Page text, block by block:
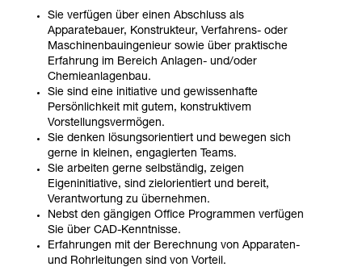
Sie verfügen über einen Abschluss als
Apparatebauer, Konstrukteur, Verfahrens- oder
Maschinenbauingenieur sowie über praktische
Erfahrung im Bereich Anlagen- und/oder
Chemieanlagenbau.
Sie sind eine initiative und gewissenhafte
Persönlichkeit mit gutem, konstruktivem
Vorstellungsvermögen.
Sie denken lösungsorientiert und bewegen sich
gerne in kleinen, engagierten Teams.
Sie arbeiten gerne selbständig, zeigen
Eigeninitiative, sind zielorientiert und bereit,
Verantwortung zu übernehmen.
Nebst den gängigen Office Programmen verfügen
Sie über CAD-Kenntnisse.
Erfahrungen mit der Berechnung von Apparaten-
und Rohrleitungen sind von Vorteil.